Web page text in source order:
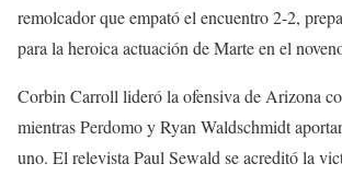
remolcador que empató el encuentro 2-2,
para la heroica actuación de Marte en el
Corbin Carroll lideró la ofensiva de Arizona
mientras Perdomo y Ryan Waldschmidt
uno. El relevista Paul Sewald se acreditó la